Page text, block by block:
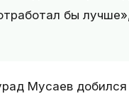
бы
Мусаев добился